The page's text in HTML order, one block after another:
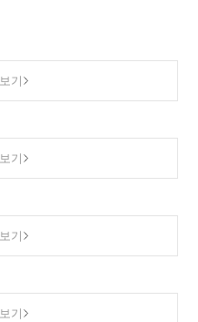
기
기
기
기